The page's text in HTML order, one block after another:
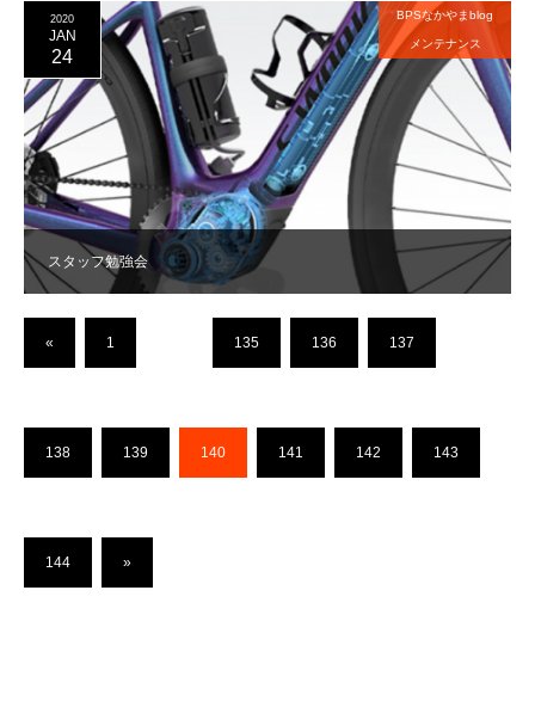
スタッフ勉強会
2020
JAN
24
BPSなかやまblog
メンテナンス
« 1 135 136 137
138 139 140 141 142 143
144 »